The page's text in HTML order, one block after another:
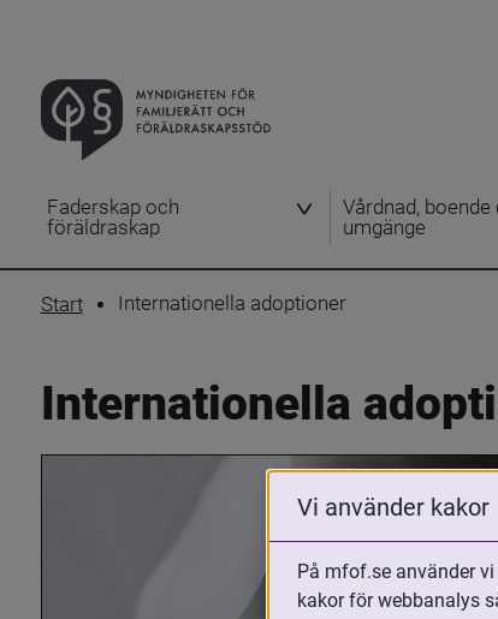
Faderskap och
föräldraskap
Vårdnad, boende
umgänge
Start Internationella adoptioner
Internationella
Vi använder kakor
På mfof.se använder
kakor för webbanalys